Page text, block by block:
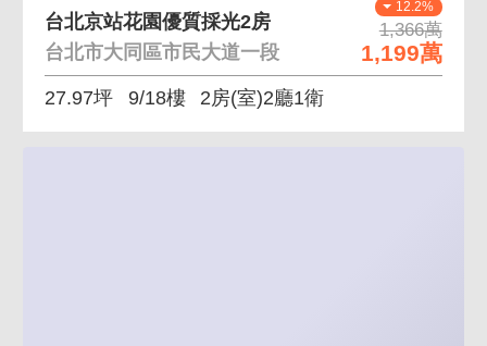
12.2%
1,366萬
1,199萬
台北京站花園優質採光2房
台北市大同區市民大道一段
27.97坪 9/18樓 2房(室)2廳1衛